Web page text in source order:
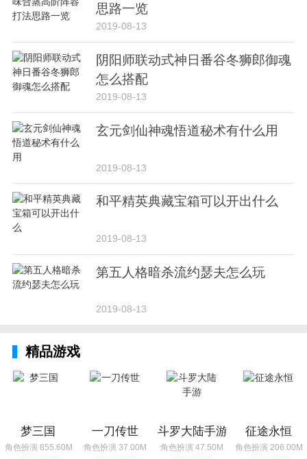
思路一览
2019-08-13
阴阳师联动式神日番谷冬狮郎御魂
怎么搭配
2019-08-13
玄元剑仙神魂悟道秘术有什么用
2019-08-13
和平精英典藏宝箱可以开出什么
2019-08-13
第五人格暗杀流约瑟夫怎么玩
2019-08-13
精品游戏
梦三国
角色扮演 855.60M
一刀传世
角色扮演 37.00M
斗罗大陆手游
角色扮演 47.50M
征途永恒
角色扮演 206.00M